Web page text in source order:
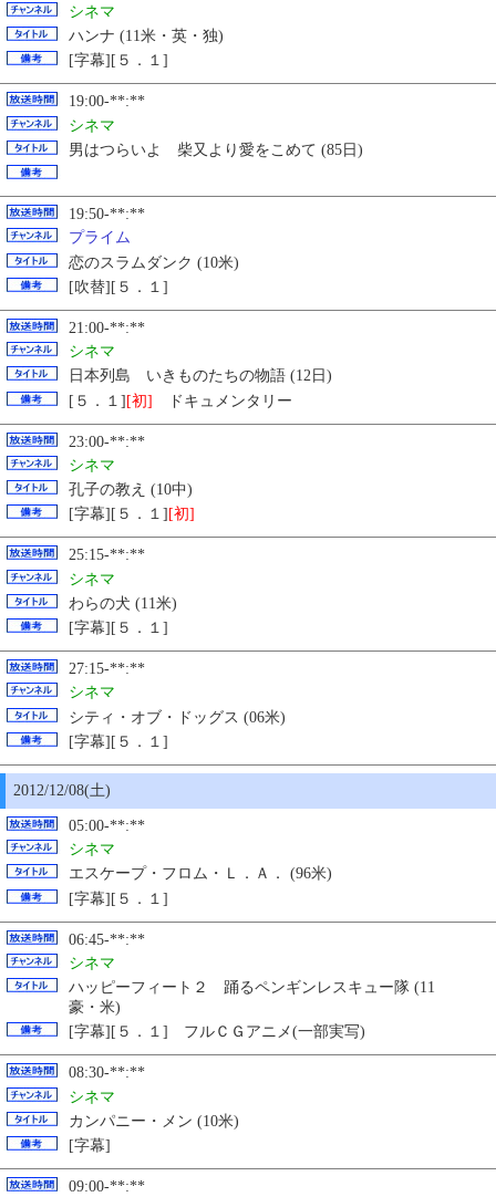
シネマ
ハンナ (11米・英・独)
[字幕][５．１]
19:00-**:**
シネマ
男はつらいよ 柴又より愛をこめて (85日)
19:50-**:**
プライム
恋のスラムダンク (10米)
[吹替][５．１]
21:00-**:**
シネマ
日本列島 いきものたちの物語 (12日)
[５．１][初] ドキュメンタリー
23:00-**:**
シネマ
孔子の教え (10中)
[字幕][５．１] [初]
25:15-**:**
シネマ
わらの犬 (11米)
[字幕][５．１]
27:15-**:**
シネマ
シティ・オブ・ドッグス (06米)
[字幕][５．１]
2012/12/08(土)
05:00-**:**
シネマ
エスケープ・フロム・Ｌ．Ａ． (96米)
[字幕][５．１]
06:45-**:**
シネマ
ハッピーフィート２ 踊るペンギンレスキュー隊 (11
豪・米)
[字幕][５．１] フルＣＧアニメ(一部実写)
08:30-**:**
シネマ
カンパニー・メン (10米)
[字幕]
09:00-**:**